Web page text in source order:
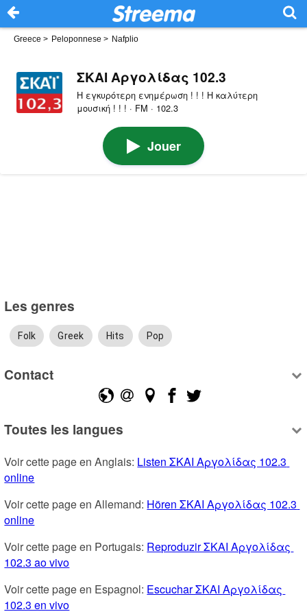
Greece > Peloponnese > Nafplio
ΣΚΑΙ Αργολίδας 102.3
Η εγκυρότερη ενημέρωση ! ! ! Η καλύτερη
μουσική ! ! ! · FM · 102.3
Jouer
Les genres
Folk Greek Hits Pop
Contact
Toutes les langues
Voir cette page en Anglais: Listen ΣΚΑΙ Αργολίδας 102.3
online
Voir cette page en Allemand: Hören ΣΚΑΙ Αργολίδας 102.3
online
Voir cette page en Portugais: Reproduzir ΣΚΑΙ Αργολίδας
102.3 ao vivo
Voir cette page en Espagnol: Escuchar ΣΚΑΙ Αργολίδας
102.3 en vivo